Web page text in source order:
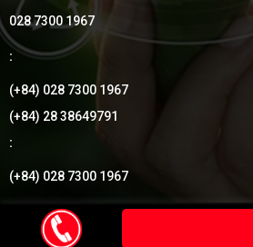
028 7300 1967
:
(+84) 028 7300 1967
(+84) 28 38649791
:
(+84) 028 7300 1967
© 2018